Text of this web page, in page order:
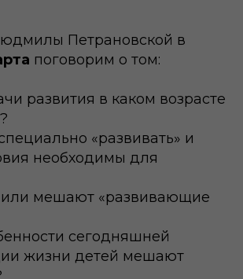
Петрановской в
поговорим о том:
развития в каком возрасте
«развивать» и
необходимы для
мешают «развивающие
сегодняшней
жизни детей мешают